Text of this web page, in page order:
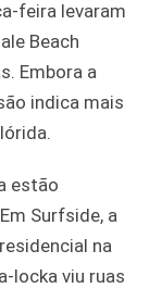
feira levaram
Beach
Embora a
indica mais
estão
Surfside, a
na
locka viu ruas